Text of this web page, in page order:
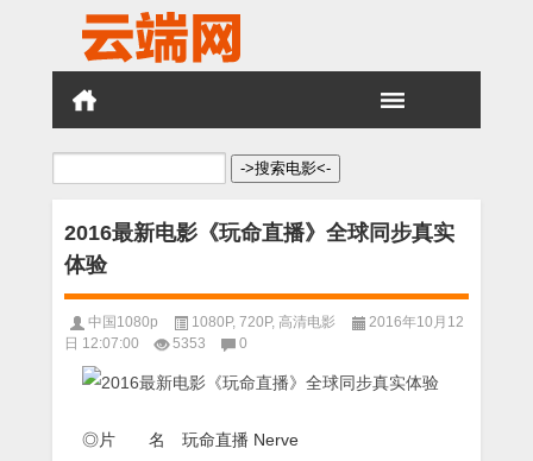
搜
2016最新电影《玩命直播》全球同步真实
体验
中国1080p 1080P, 720P, 高清电影
2016年10月12
日 12:07:00
5353 0
◎片 名 玩命直播 Nerve